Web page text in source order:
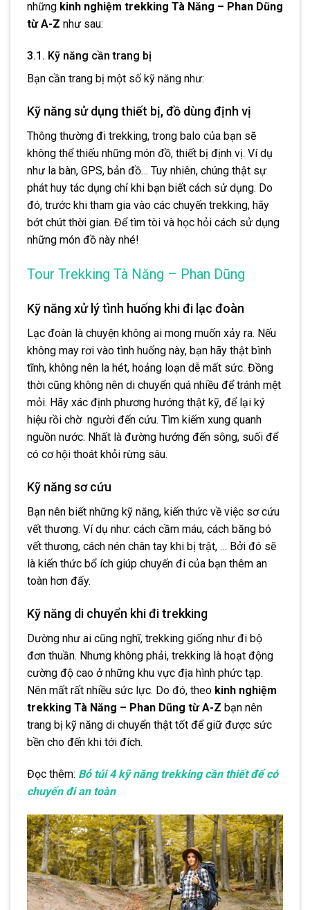
những kinh nghiệm trekking Tà Năng – Phan Dũng
từ A-Z như sau:
3.1. Kỹ năng cần trang bị
Bạn cần trang bị một số kỹ năng như:
Kỹ năng sử dụng thiết bị, đồ dùng định vị
Thông thường đi trekking, trong balo của bạn sẽ
không thể thiếu những món đồ, thiết bị định vị. Ví dụ
như la bàn, GPS, bản đồ… Tuy nhiên, chúng thật sự
phát huy tác dụng chỉ khi bạn biết cách sử dụng. Do
đó, trước khi tham gia vào các chuyến trekking, hãy
bớt chút thời gian. Để tìm tòi và học hỏi cách sử dụng
những món đồ này nhé!
Tour Trekking Tà Năng – Phan Dũng
Kỹ năng xử lý tình huống khi đi lạc đoàn
Lạc đoàn là chuyện không ai mong muốn xảy ra. Nếu
không may rơi vào tình huống này, bạn hãy thật bình
tĩnh, không nên la hét, hoảng loạn dễ mất sức. Đồng
thời cũng không nên di chuyển quá nhiều để tránh mệt
mỏi. Hãy xác định phương hướng thật kỹ, để lại ký
hiệu rồi chờ người đến cứu. Tìm kiếm xung quanh
nguồn nước. Nhất là đường hướng đến sông, suối để
có cơ hội thoát khỏi rừng sâu.
Kỹ năng sơ cứu
Bạn nên biết những kỹ năng, kiến thức về việc sơ cứu
vết thương. Ví dụ như: cách cầm máu, cách băng bó
vết thương, cách nén chân tay khi bị trật, … Bởi đó sẽ
là kiến thức bổ ích giúp chuyến đi của bạn thêm an
toàn hơn đấy.
Kỹ năng di chuyển khi đi trekking
Dường như ai cũng nghĩ, trekking giống như đi bộ
đơn thuần. Nhưng không phải, trekking là hoạt động
cường độ cao ở những khu vực địa hình phức tạp.
Nên mất rất nhiều sức lực. Do đó, theo kinh nghiệm
trekking Tà Năng – Phan Dũng từ A-Z bạn nên
trang bị kỹ năng di chuyển thật tốt để giữ được sức
bền cho đến khi tới đích.
Đọc thêm: Bỏ túi 4 kỹ năng trekking cần thiết để có
chuyến đi an toàn